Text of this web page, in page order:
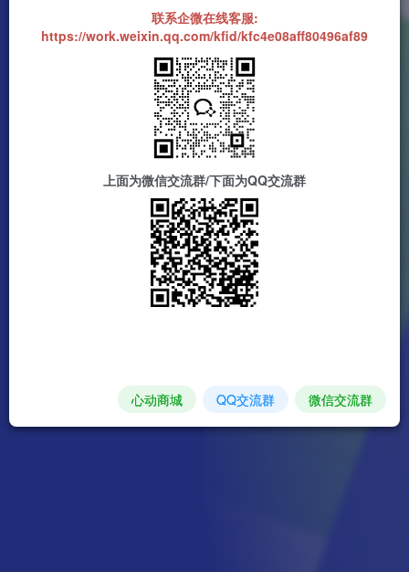
联系企微在线客服:
https://work.weixin.qq.com/kfid/kfc4e08aff80496af89
上面为微信交流群/下面为QQ交流群
心动商城 QQ交流群 微信交流群